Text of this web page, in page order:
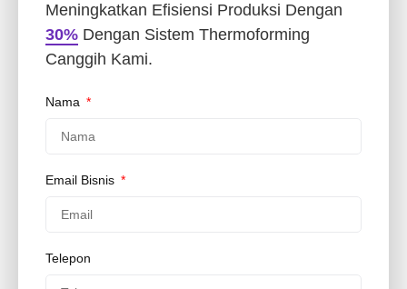
Meningkatkan Efisiensi Produksi Dengan
30% Dengan Sistem Thermoforming
Canggih Kami.
Nama
Email Bisnis
Telepon